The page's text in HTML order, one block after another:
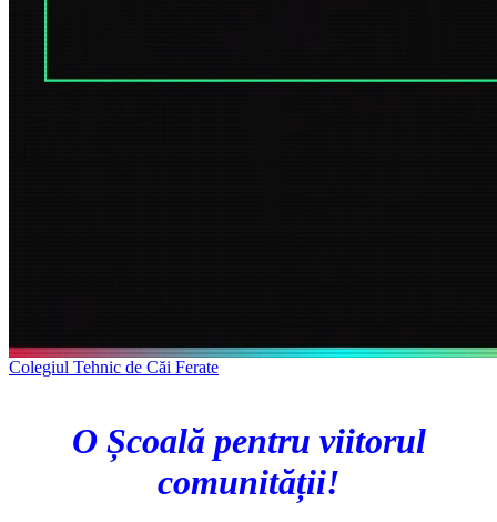
Colegiul Tehnic de Căi Ferate
O Școală pentru viitorul
comunității!